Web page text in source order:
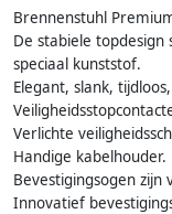
Brennenstuhl
De stabiele topdesign
speciaal kunststof.
Elegant, slank,
Verlichte
Handige kabelhouder.
Bevestigingsogen zijn
Innovatief